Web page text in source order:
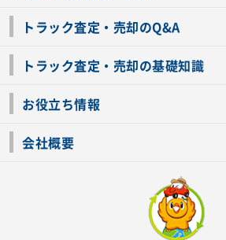
トラック査定・売却のQ&A
トラック査定・売却の基礎知識
お役立ち情報
会社概要